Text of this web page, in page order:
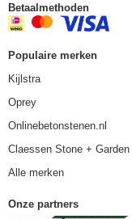
Betaalmethoden
Populaire merken
Kijlstra
Oprey
Onlinebetonstenen.nl
Claessen Stone + Garden
Alle merken
Onze partners